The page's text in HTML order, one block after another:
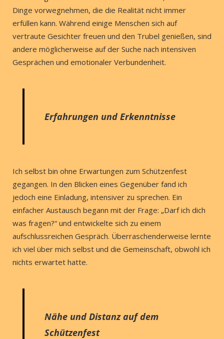
Dinge vorwegnehmen, die die Realität nicht immer
erfüllen kann. Während einige Menschen sich auf
vertraute Gesichter freuen und den Trubel genießen, sind
andere möglicherweise auf der Suche nach intensiven
Gesprächen und emotionaler Verbundenheit.
Erfahrungen und Erkenntnisse
Ich selbst bin ohne Erwartungen zum Schützenfest
gegangen. In den Blicken eines Gegenüber fand ich
jedoch eine Einladung, intensiver zu sprechen. Ein
einfacher Austausch begann mit der Frage: „Darf ich dich
was fragen?“ und entwickelte sich zu einem
aufschlussreichen Gespräch. Überraschenderweise lernte
ich viel über mich selbst und die Gemeinschaft, obwohl ich
nichts erwartet hatte.
Nähe und Distanz auf dem
Schützenfest